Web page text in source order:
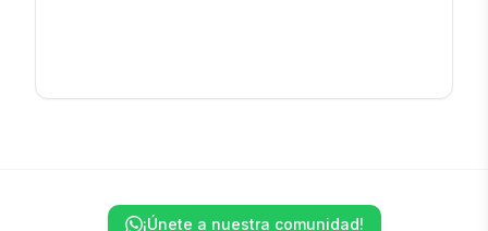
¡Únete a nuestra comunidad!